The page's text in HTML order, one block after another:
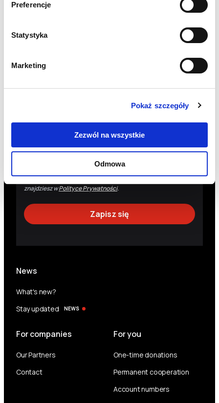
Preferencje
Statystyka
Marketing
Pokaż szczegóły
Zezwól na wszystkie
Odmowa
Zgadzam się na przetwarzanie moich danych
osobowych przez Fundację Polskie Centrum Pomocy
Dane osobowe są przetwarzane w celu wysyłki informacji
dotyczących działalności Fundacji. Masz prawo do: uzyskania
dostępu do danych osobowych, ich sprostowania, usunięcia,
przetwarzania, przeniesienia danych oraz wycofania zgody (co
znajdziesz wPolityce Prywatności.
News
What's new?
Stay updated
NEWS
For companies
Our Partners
Contact
For you
One-time donations
Permanent cooperation
Account numbers